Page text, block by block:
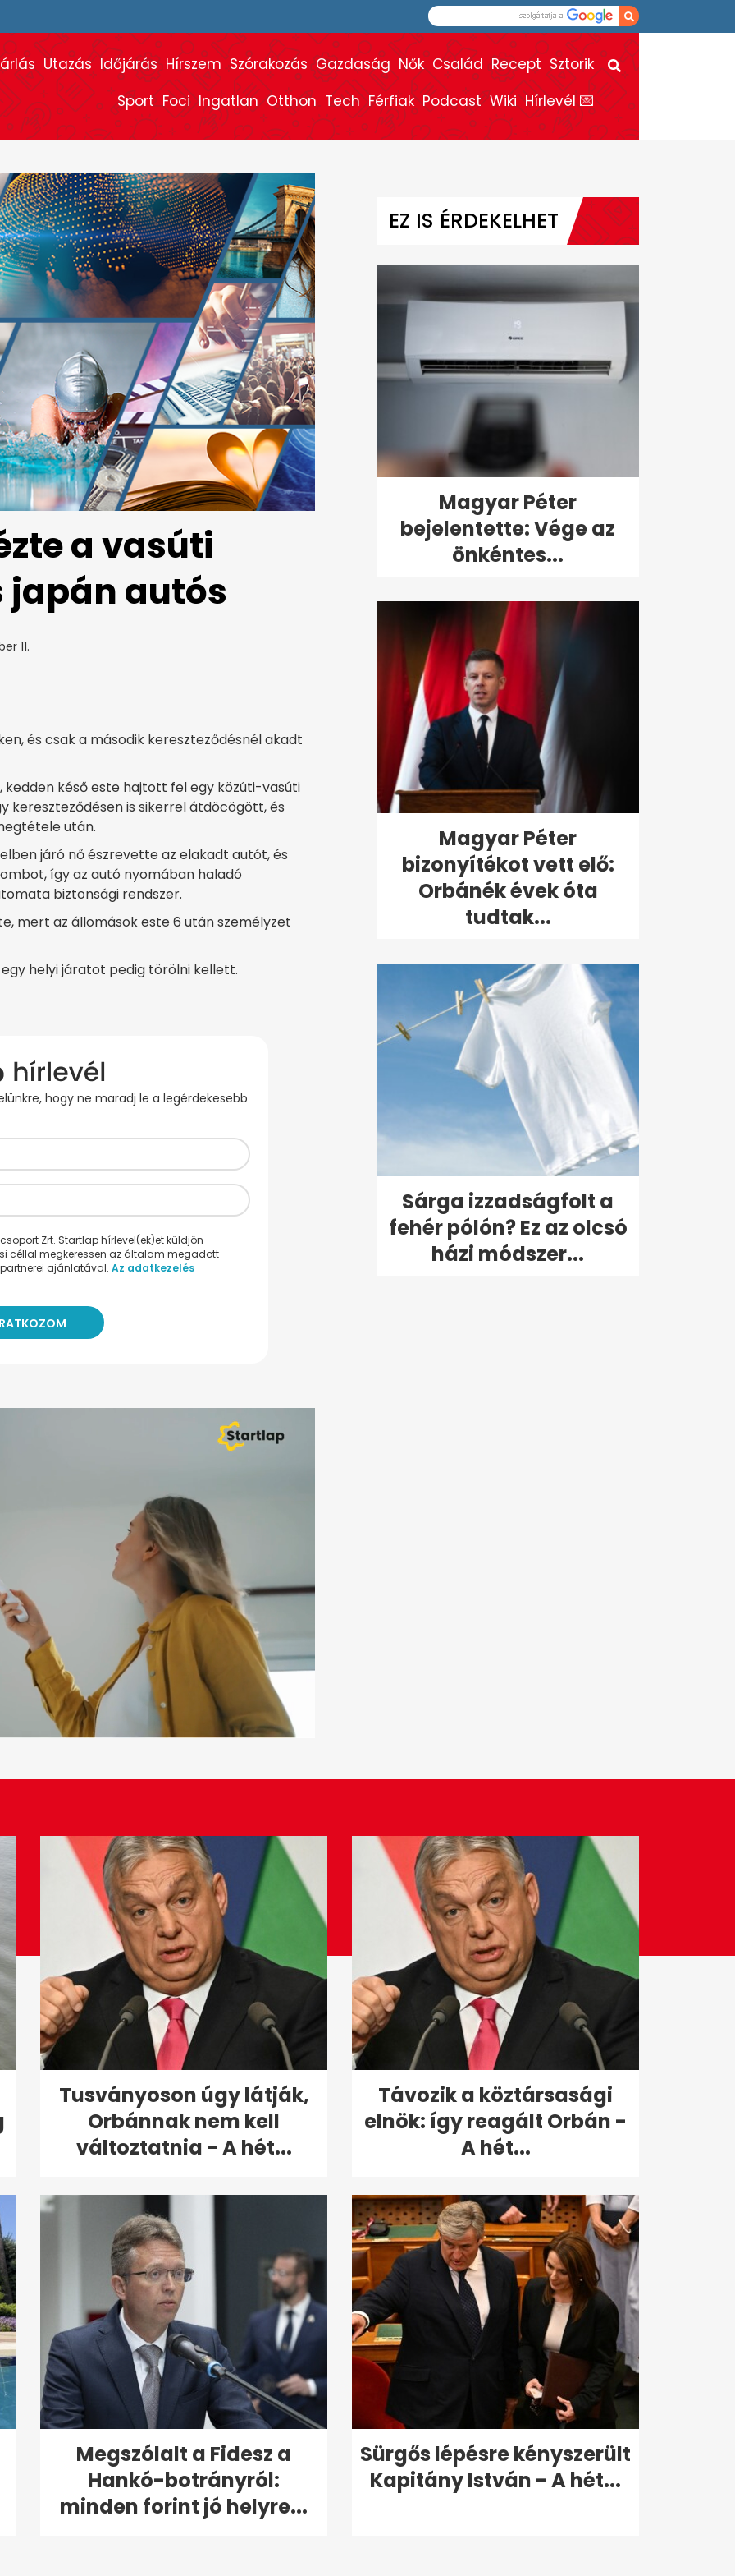
Utazás Időjárás Hírszem Szórakozás Gazdaság Nők Család Recept Sztorik
Sport Foci Ingatlan Otthon Tech Férfiak Podcast Wiki Hírlevél 💌
a vasúti
japán autós
11.
és csak a második kereszteződésnél akadt
kedden késő este hajtott fel egy közúti-vasúti
kereszteződésen is sikerrel átdöcögött, és
után.
járó nő észrevette az elakadt autót, és
így az autó nyomában haladó
biztonsági rendszer.
mert az állomások este 6 után személyzet
helyi járatot pedig törölni kellett.
hogy ne maradj le a legérdekesebb
Zrt. Startlap hírlevel(ek)et küldjön
céllal megkeressen az általam megadott
ajánlatával. Az adatkezelés
EZ IS ÉRDEKELHET
Magyar Péter
bejelentette: Vége az
önkéntes...
Magyar Péter
bizonyítékot vett elő:
Orbánék évek óta
tudtak...
Sárga izzadságfolt a
fehér pólón? Ez az olcsó
házi módszer...
Tusványoson úgy látják,
Orbánnak nem kell
változtatnia - A hét...
Távozik a köztársasági
elnök: így reagált Orbán -
A hét...
Megszólalt a Fidesz a
Hankó-botrányról:
minden forint jó helyre...
Sürgős lépésre kényszerült
Kapitány István - A hét...